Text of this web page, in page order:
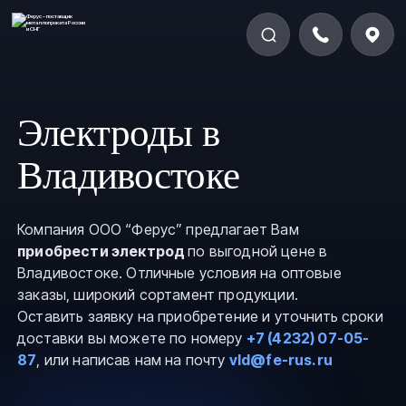
Электроды в
Владивостоке
Компания ООО “Ферус” предлагает Вам
приобрести электродпо выгодной цене в
Владивостоке. Отличные условия на оптовые
заказы, широкий сортамент продукции.
Оставить заявку на приобретение и уточнить сроки
доставки вы можете по номеру +7 (4232) 07-05-
87, или написав нам на почту vld@fe-rus.ru